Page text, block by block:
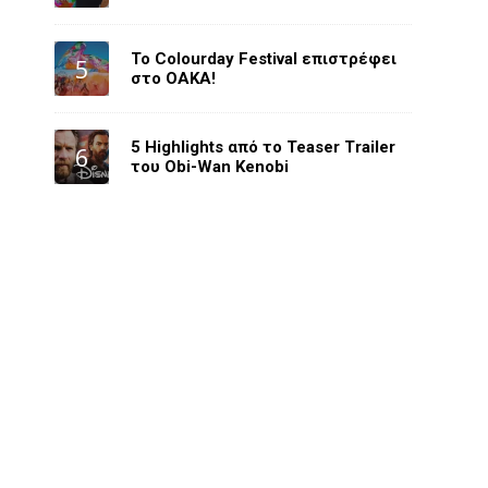
Το Colourday Festival επιστρέφει
στο ΟΑΚΑ!
5 Highlights από το Teaser Trailer
του Obi-Wan Kenobi